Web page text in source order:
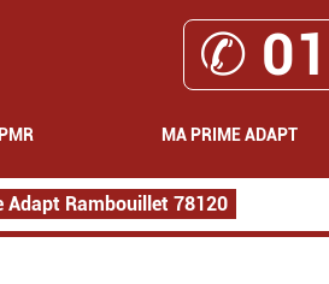
✆
MA PRIME ADAPT
Adapt Rambouillet 78120